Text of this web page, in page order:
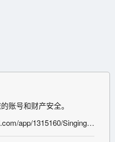
账号和财产安全。
https://store.steampowered.com/app/1315160/Singing_Iris/